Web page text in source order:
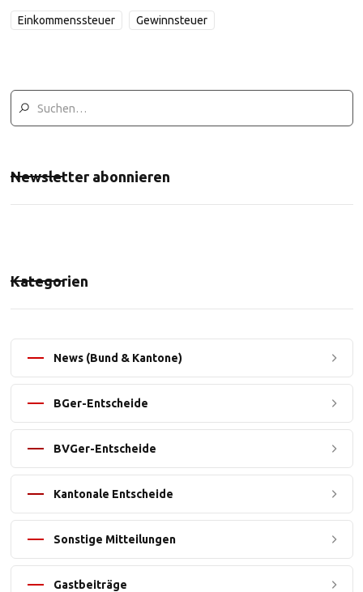
Einkommenssteuer Gewinnsteuer
Newsletter abonnieren
Kategorien
News (Bund & Kantone)
BGer-Entscheide
BVGer-Entscheide
Kantonale Entscheide
Sonstige Mitteilungen
Gastbeiträge